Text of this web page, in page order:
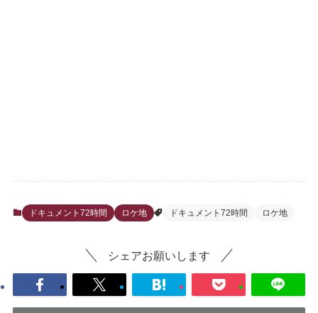
ドキュメント72時間 ロケ地 ドキュメント72時間 ロケ地
シェアお願いします